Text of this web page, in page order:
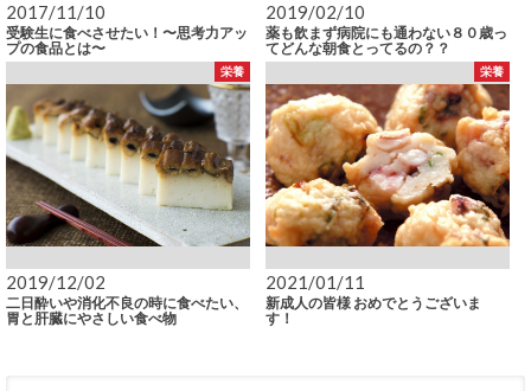
2017/11/10
受験生に食べさせたい！〜思考力アッ
プの食品とは〜
2019/02/10
薬も飲まず病院にも通わない８０歳っ
てどんな朝食とってるの？？
栄養
2019/12/02
二日酔いや消化不良の時に食べたい、
胃と肝臓にやさしい食べ物
栄養
2021/01/11
新成人の皆様 おめでとうございま
す！